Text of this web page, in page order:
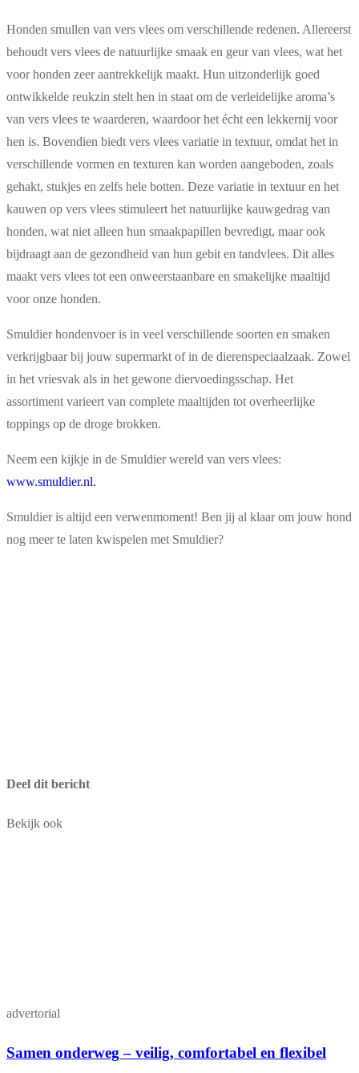
Honden smullen van vers vlees om verschillende redenen. Allereerst
behoudt vers vlees de natuurlijke smaak en geur van vlees, wat het
voor honden zeer aantrekkelijk maakt. Hun uitzonderlijk goed
ontwikkelde reukzin stelt hen in staat om de verleidelijke aroma’s
van vers vlees te waarderen, waardoor het écht een lekkernij voor
hen is. Bovendien biedt vers vlees variatie in textuur, omdat het in
verschillende vormen en texturen kan worden aangeboden, zoals
gehakt, stukjes en zelfs hele botten. Deze variatie in textuur en het
kauwen op vers vlees stimuleert het natuurlijke kauwgedrag van
honden, wat niet alleen hun smaakpapillen bevredigt, maar ook
bijdraagt aan de gezondheid van hun gebit en tandvlees. Dit alles
maakt vers vlees tot een onweerstaanbare en smakelijke maaltijd
voor onze honden.
Smuldier hondenvoer is in veel verschillende soorten en smaken
verkrijgbaar bij jouw supermarkt of in de dierenspeciaalzaak. Zowel
in het vriesvak als in het gewone diervoedingsschap. Het
assortiment varieert van complete maaltijden tot overheerlijke
toppings op de droge brokken.
Neem een kijkje in de Smuldier wereld van vers vlees:
www.smuldier.nl.
Smuldier is altijd een verwenmoment! Ben jij al klaar om jouw hond
nog meer te laten kwispelen met Smuldier?
Deel dit bericht
Bekijk ook
advertorial
Samen onderweg – veilig, comfortabel en flexibel